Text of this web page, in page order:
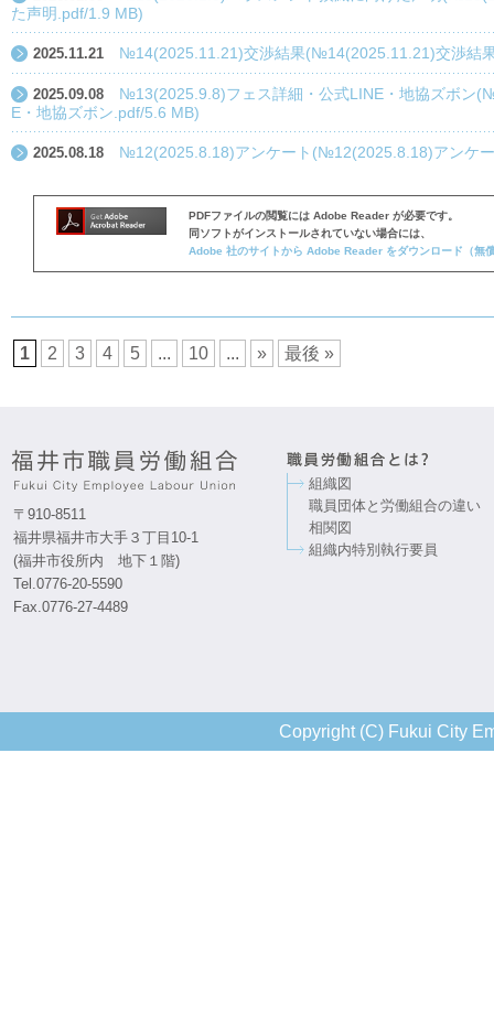
た声明.pdf/1.9 MB)
2025.11.21 №14(2025.11.21)交渉結果(№14(2025.11.21)交渉結
2025.09.08
№13(2025.9.8)フェス詳細・公式LINE・地協ズボン
E・地協ズボン.pdf/5.6 MB)
2025.08.18 №12(2025.8.18)アンケート(№12(2025.8.18)アンケ
PDFファイルの閲覧には Adobe Reader が必要です。
同ソフトがインストールされていない場合には、
Adobe 社のサイトから Adobe Reader をダウンロード（無
1 2 3 4 5 ... 10 ... » 最後 »
〒910-8511
福井県福井市大手３丁目10-1
(福井市役所内 地下１階)
Tel.0776-20-5590
Fax.0776-27-4489
組織図
職員団体と労働組合の違い
相関図
組織内特別執行要員
Copyright (C) Fukui City